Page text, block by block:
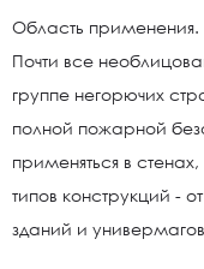
Область применения.
Почти все
группе негорючих
полной пожарной
применяться в
типов конструкций -
зданий и